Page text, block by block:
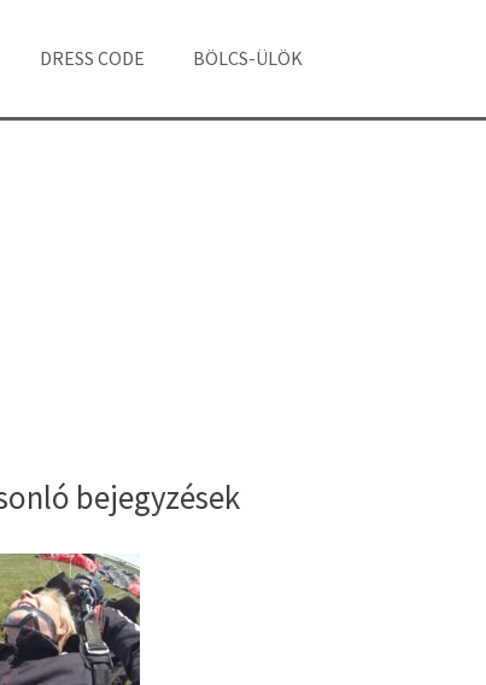
DRESS CODE BÖLCS-ÜLÖK
bejegyzések